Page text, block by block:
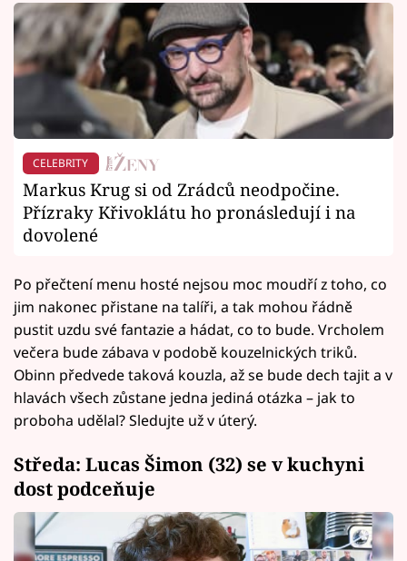
CELEBRITY
Markus Krug si od Zrádců neodpočine.
Přízraky Křivoklátu ho pronásledují i na
dovolené
Po přečtení menu hosté nejsou moc moudří z toho, co
jim nakonec přistane na talíři, a tak mohou řádně
pustit uzdu své fantazie a hádat, co to bude. Vrcholem
večera bude zábava v podobě kouzelnických triků.
Obinn předvede taková kouzla, až se bude dech tajit a v
hlavách všech zůstane jedna jediná otázka – jak to
proboha udělal? Sledujte už v úterý.
Středa: Lucas Šimon (32) se v kuchyni
dost podceňuje